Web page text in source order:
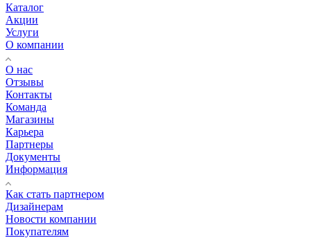
Каталог
Акции
Услуги
О компании
О нас
Отзывы
Контакты
Команда
Магазины
Карьера
Партнеры
Документы
Информация
Как стать партнером
Дизайнерам
Новости компании
Покупателям